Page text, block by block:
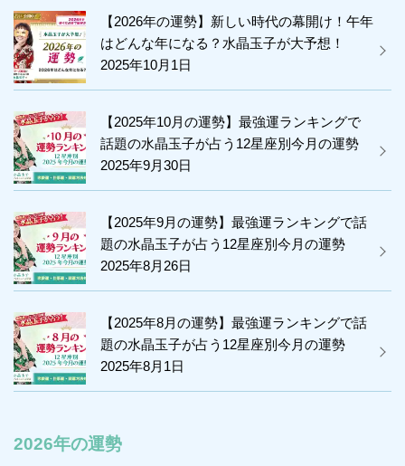
占
い
の
【2026年の運勢】新しい時代の幕開け！午年
はどんな年になる？水晶玉子が大予想！
2025年10月1日
【2025年10月の運勢】最強運ランキングで
話題の水晶玉子が占う12星座別今月の運勢
2025年9月30日
【2025年9月の運勢】最強運ランキングで話
題の水晶玉子が占う12星座別今月の運勢
2025年8月26日
【2025年8月の運勢】最強運ランキングで話
題の水晶玉子が占う12星座別今月の運勢
2025年8月1日
2026年の運勢